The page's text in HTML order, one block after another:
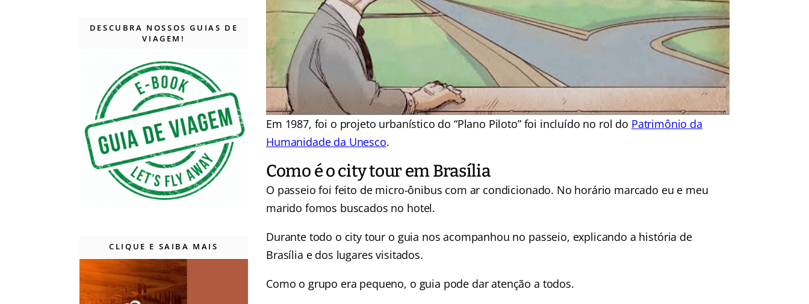
Em 1987, foi o projeto urbanístico do “Plano Piloto” foi incluído no rol do Patrimônio da
Humanidade da Unesco.
Como é o city tour em Brasília
O passeio foi feito de micro-ônibus com ar condicionado. No horário marcado eu e meu
marido fomos buscados no hotel.
Durante todo o city tour o guia nos acompanhou no passeio, explicando a história de
Brasília e dos lugares visitados.
Como o grupo era pequeno, o guia pode dar atenção a todos.
DESCUBRA NOSSOS GUIAS DE
VIAGEM!
CLIQUE E SAIBA MAIS